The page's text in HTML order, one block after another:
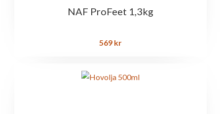
NAF ProFeet 1,3kg
569 kr